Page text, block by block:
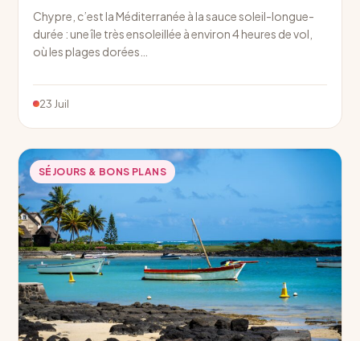
Chypre, c’est la Méditerranée à la sauce soleil-longue-
durée : une île très ensoleillée à environ 4 heures de vol,
où les plages dorées…
23 Juil
SÉJOURS & BONS PLANS